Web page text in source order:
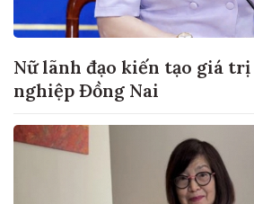
Nữ lãnh đạo kiến tạo giá
nghiệp Đồng Nai